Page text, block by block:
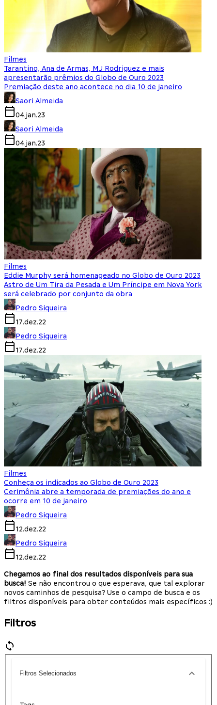
Filmes
Tarantino, Ana de Armas, MJ Rodriguez e mais
apresentarão prêmios do Globo de Ouro 2023
Premiação deste ano acontece no dia 10 de janeiro
Saori Almeida
04.jan.23
Saori Almeida
04.jan.23
Filmes
Eddie Murphy será homenageado no Globo de Ouro 2023
Astro de Um Tira da Pesada e Um Príncipe em Nova York
será celebrado por conjunto da obra
Pedro Siqueira
17.dez.22
Pedro Siqueira
17.dez.22
Filmes
Conheça os indicados ao Globo de Ouro 2023
Cerimônia abre a temporada de premiações do ano e
ocorre em 10 de janeiro
Pedro Siqueira
12.dez.22
Pedro Siqueira
12.dez.22
Chegamos ao final dos resultados disponíveis para sua
busca! Se não encontrou o que esperava, que tal explorar
novos caminhos de pesquisa? Use o campo de busca e os
filtros disponíveis para obter conteúdos mais específicos :)
Filtros
Filtros Selecionados